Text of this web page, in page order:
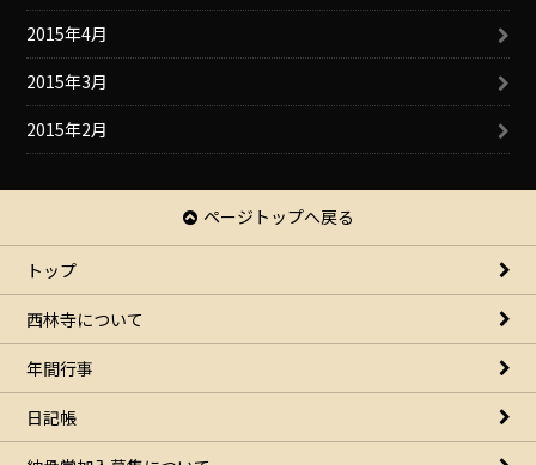
2015年4月
2015年3月
2015年2月
ページトップへ戻る
トップ
西林寺について
年間行事
日記帳